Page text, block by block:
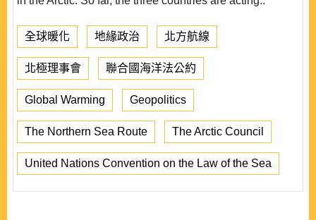
全球暖化 地緣政治 北方航線
北極理事會 聯合國海洋法公約
Global Warming Geopolitics
The Northern Sea Route The Arctic Council
United Nations Convention on the Law of the Sea